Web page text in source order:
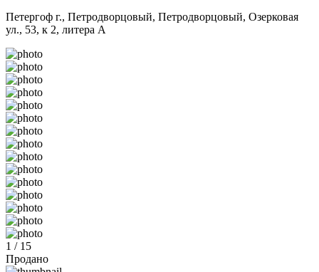
Петергоф г., Петродворцовый, Петродворцовый, Озерковая
ул., 53, к 2, литера А
1 / 15
Продано